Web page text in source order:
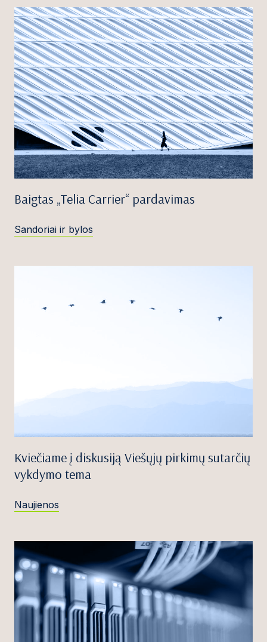
Baigtas „Telia Carrier“ pardavimas
Sandoriai ir bylos
Kviečiame į diskusiją Viešųjų pirkimų sutarčių
vykdymo tema
Naujienos